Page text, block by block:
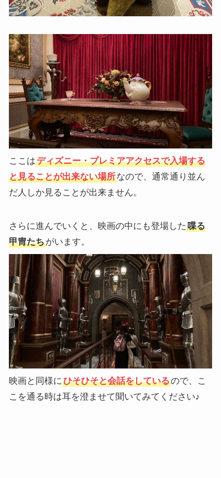
ここはディズニー・プレミアアクセスで入場する
と見ることが出来ない場所なので、通常通り並ん
だ人しか見ることが出来ません。
さらに進んでいくと、映画の中にも登場した喋る
甲冑たちがいます。
映画と同様にひそひそと会話をしているので、こ
こを通る時は耳を澄ませて聞いてみてください♪